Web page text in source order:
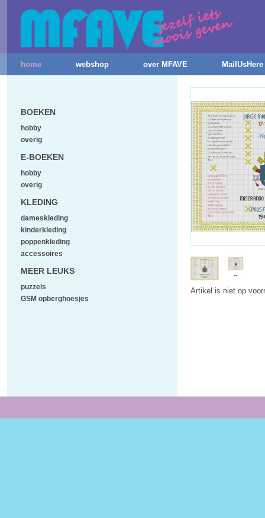
home webshop over MFAVE MailUsHere
Artikel is niet op
BOEKEN
hobby
overig
E-BOEKEN
hobby
overig
KLEDING
dameskleding
kinderkleding
poppenkleding
accessoires
MEER LEUKS
puzzels
GSM opberghoesjes